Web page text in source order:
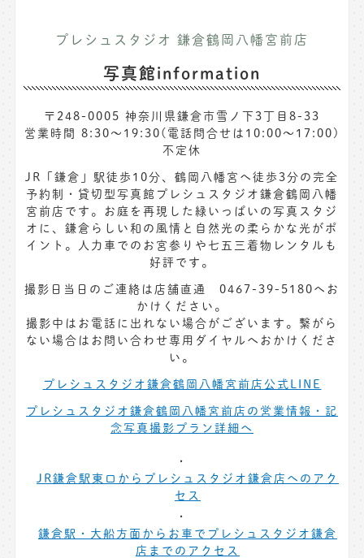
プレシュスタジオ 鎌倉鶴岡八幡宮前店
写真館information
〒248-0005 神奈川県鎌倉市雪ノ下3丁目8-33
営業時間 8:30〜19:30(電話問合せは10:00～17:00)
不定休
JR「鎌倉」駅徒歩10分、鶴岡八幡宮へ徒歩3分の完全
予約制・貸切型写真館プレシュスタジオ鎌倉鶴岡八幡
宮前店です。お庭を再現した緑いっぱいの写真スタジ
オに、鎌倉らしい和の風情と自然光の柔らかな光がポ
イント。人力車でのお宮参りや七五三着物レンタルも
好評です。
撮影日当日のご連絡は店舗直通 0467-39-5180へお
かけください。
撮影中はお電話に出れない場合がございます。繋がら
ない場合はお問い合わせ専用ダイヤルへおかけくださ
い。
プレシュスタジオ鎌倉鶴岡八幡宮前店公式LINE
プレシュスタジオ鎌倉鶴岡八幡宮前店の営業情報・記
念写真撮影プラン詳細へ
JR鎌倉駅東口からプレシュスタジオ鎌倉店へのアク
セス
鎌倉駅・大船方面からお車でプレシュスタジオ鎌倉
店までのアクセス